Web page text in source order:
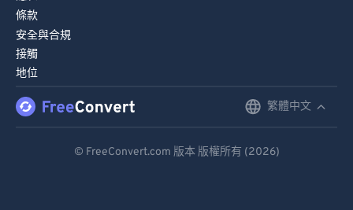
條款
安全與合規
接觸
地位
繁體中文
© FreeConvert.com 版本 版權所有 (2026)